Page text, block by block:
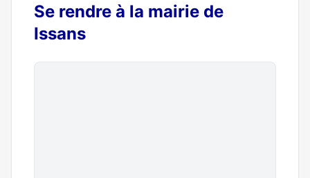
Se rendre à la mairie de
Issans